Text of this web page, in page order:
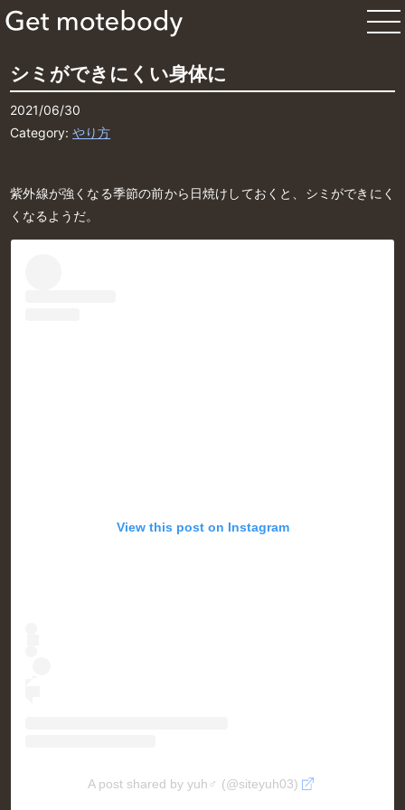
シミができにくい身体に
2021/06/30
Category:やり方
紫外線が強くなる季節の前から日焼けしておくと、シミができにく
くなるようだ。
View this post on Instagram
A post shared by yuh♂ (@siteyuh03)